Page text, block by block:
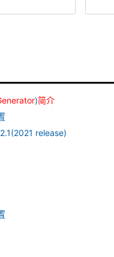
)简介
release)